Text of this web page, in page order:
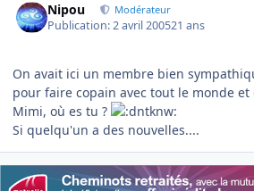
Nipou Modérateur
Publication:2 avril 200521 ans
On avait ici un membre bien
pour faire copain avec tout le monde
Mimi, où es tu ?
Si quelqu'un a des nouvelles....